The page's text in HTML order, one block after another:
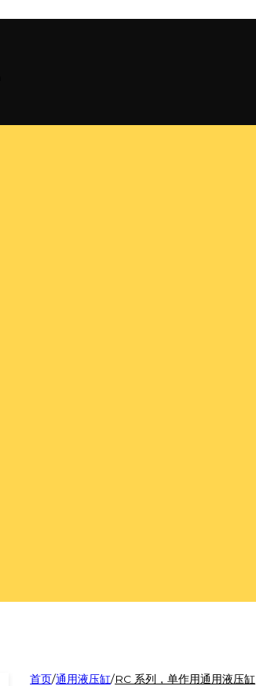
首页/通用液压缸/RC 系列，单作用通用液压缸